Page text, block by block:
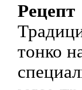
Рецепт
тонко